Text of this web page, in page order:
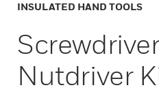
INSULATED HAND TOOLS
Nutdriver